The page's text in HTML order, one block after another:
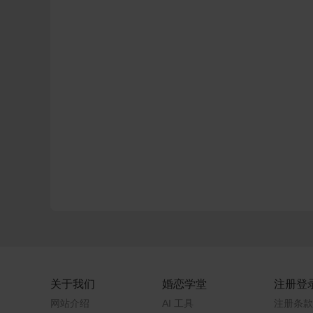
关于我们
网站介绍
婚恋学堂
AI 工具
注册登
注册条款